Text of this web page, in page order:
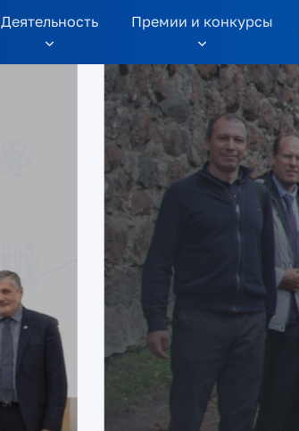
Дeятельность Премии и конкурсы